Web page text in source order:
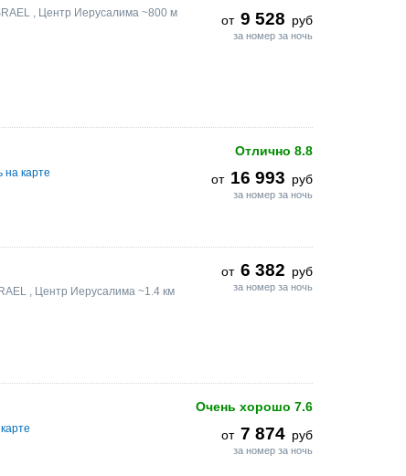
от 9 528 руб
за номер за ночь
, Центр Иерусалима ~800 м
Отлично 8.8
от 16 993 руб
за номер за ночь
на карте
от 6 382 руб
за номер за ночь
, Центр Иерусалима ~1.4 км
Очень хорошо 7.6
от 7 874 руб
за номер за ночь